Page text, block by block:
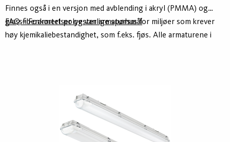
Finnes også i en versjon med avblending i akryl (PMMA) og
glassfiberarmert polyester armaturhus for miljøer som krever
høy kjemikaliebestandighet, som f.eks. fjøs. Alle armaturene i
FAQ – Forkortelser og vanlige spørsmål